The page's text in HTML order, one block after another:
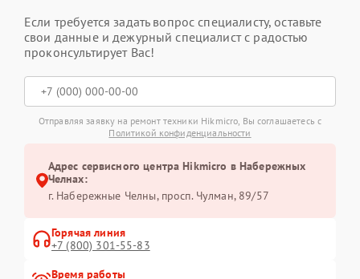
Если требуется задать вопрос специалисту, оставьте
свои данные и дежурный специалист с радостью
проконсультирует Вас!
Отправляя заявку на ремонт техники Hikmicro, Вы соглашаетесь с
Политикой конфиденциальности
Адрес сервисного центра Hikmicro в Набережных
Челнах:
г. Набережные Челны, просп. Чулман, 89/57
Горячая линия
+7 (800) 301-55-83
Время работы